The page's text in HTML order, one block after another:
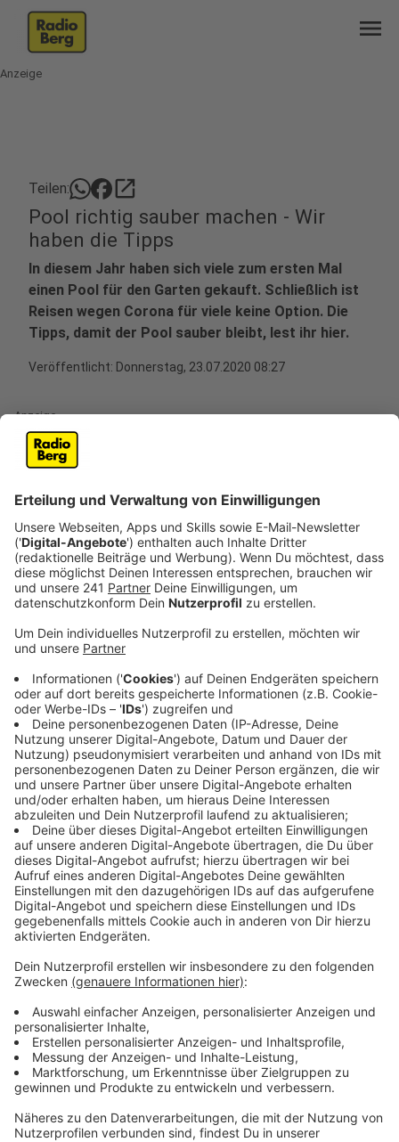
menu
Anzeige
Teilen: open_in_new
Pool richtig sauber machen - Wir
haben die Tipps
In diesem Jahr haben sich viele zum ersten Mal
einen Pool für den Garten gekauft. Schließlich ist
Reisen wegen Corona für viele keine Option. Die
Tipps, damit der Pool sauber bleibt, lest ihr hier.
Veröffentlicht: Donnerstag, 23.07.2020 08:27
Anzeige
Anzeige
Wenn möglich sollte man seinen neu erworbenen
Aufstell-Pool nicht unter einen Baum stellen. Klar, der
großes Problem. Durch die fehlende Sonne, wird das
Wasser auch nicht richtig warm. Zweites Problem:
Auch im Sommer fallen schon mal Blätter runter, die
den Pool verunreinigen.
Anzeige
Pumpe im Set meistens zu schwach
Anzeige
Eigentlich ist das ja ein gutes Angebot: Das Komplett-
Set. Zum Pool gibt es dann noch eine Leiter und oft
noch ein kleiner Kartuschenfilter dabei. Das Problem:
unterpowert. Hier lohnt es sich oft nochmal in eine
Anzeige
Anzeige